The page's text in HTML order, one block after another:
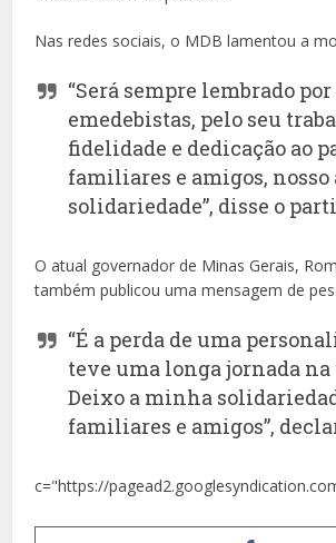
Nas redes sociais, o MDB lamentou a
“Será sempre lembrado por
emedebistas, pelo seu
fidelidade e dedicação ao
familiares e amigos, nosso
solidariedade”, disse o
O atual governador de Minas Gerais,
também publicou uma mensagem de
“É a perda de uma
teve uma longa jornada
Deixo a minha
familiares e amigos”,
c="https://